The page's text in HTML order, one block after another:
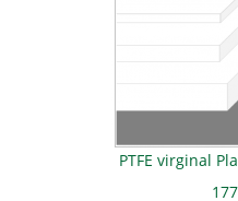
PTFE virginal